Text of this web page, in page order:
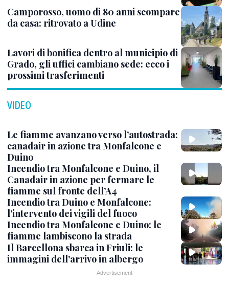
Camporosso, uomo di 80 anni scompare
da casa: ritrovato a Udine
Lavori di bonifica dentro al municipio di
Grado, gli uffici cambiano sede: ecco i
prossimi trasferimenti
VIDEO
Le fiamme avanzano verso l’autostrada:
canadair in azione tra Monfalcone e
Duino
Incendio tra Monfalcone e Duino, il
Canadair in azione per fermare le
fiamme sul fronte dell’A4
Incendio tra Duino e Monfalcone:
l’intervento dei vigili del fuoco
Incendio tra Monfalcone e Duino: le
fiamme lambiscono la strada
Il Barcellona sbarca in Friuli: le
immagini dell'arrivo in albergo